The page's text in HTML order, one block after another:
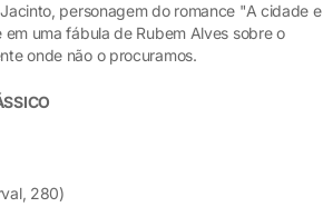
personagem do romance "A cidade e
uma fábula de Rubem Alves sobre o
onde não o procuramos.
280)